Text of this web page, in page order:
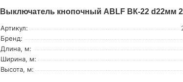
Выключатель кнопочный ABLF ВК-22 d22мм
Артикул:
Бренд:
Длина, м:
Ширина, м:
Высота, м: